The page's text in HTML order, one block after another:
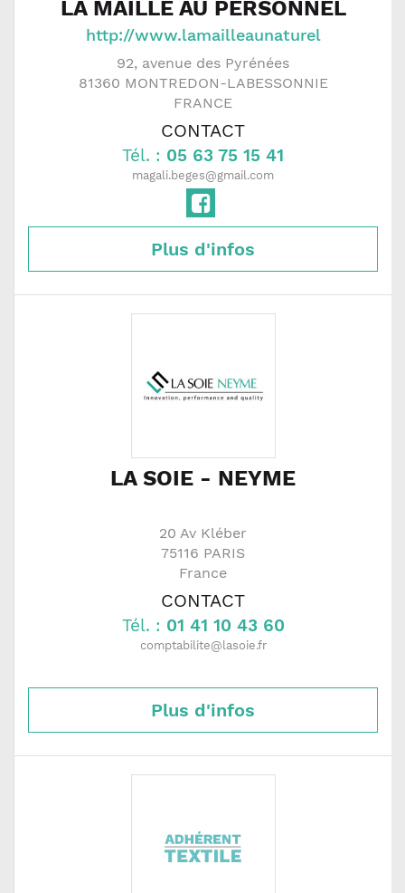
LA MAILLE AU PERSONNEL
http://www.lamailleaunaturel
92, avenue des Pyrénées
81360 MONTREDON-LABESSONNIE
FRANCE
CONTACT
Tél. : 05 63 75 15 41
magali.beges@gmail.com
Plus d'infos
LA SOIE - NEYME
20 Av Kléber
75116 PARIS
France
CONTACT
Tél. : 01 41 10 43 60
comptabilite@lasoie.fr
Plus d'infos